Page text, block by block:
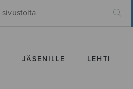
JÄSENILLE LEHTI